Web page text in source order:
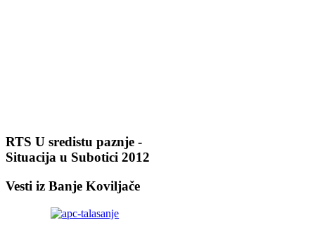
RTS U sredistu paznje -
Situacija u Subotici 2012
Vesti iz Banje Koviljače